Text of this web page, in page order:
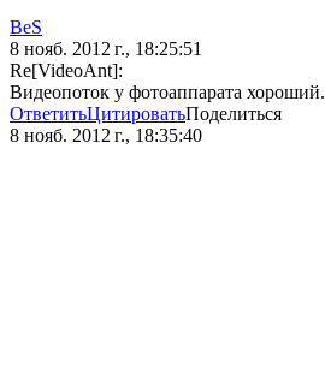
BeS
8 нояб. 2012 г., 18:25:51
Re[VideoAnt]:
Видеопоток у фотоаппарата хороший.
ОтветитьЦитироватьПоделиться
8 нояб. 2012 г., 18:35:40